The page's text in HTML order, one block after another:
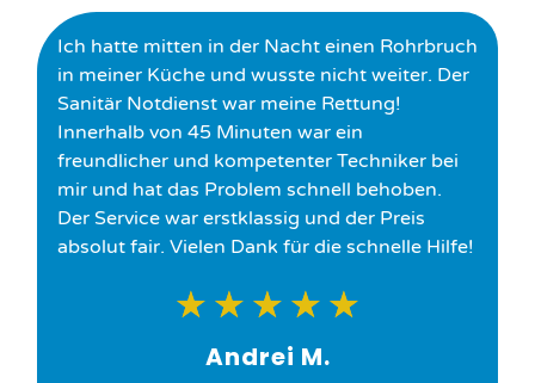
Ich hatte mitten in der Nacht einen Rohrbruch
in meiner Küche und wusste nicht weiter. Der
Sanitär Notdienst war meine Rettung!
Innerhalb von 45 Minuten war ein
freundlicher und kompetenter Techniker bei
mir und hat das Problem schnell behoben.
Der Service war erstklassig und der Preis
absolut fair. Vielen Dank für die schnelle Hilfe!
★ ★ ★ ★ ★
Andrei M.